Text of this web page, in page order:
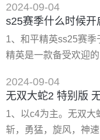
等等。同时游戏中还
扣篮后在篮筐上悬挂
志*的动作表情。 2、
多玩家都已经有所接触
2024-09-04
s25赛季什么时候
1、和平精英ss25赛
精英是一款备受欢迎
更新，自然备受玩家
赛季于2023年2月20
的，以确保玩家们在
随着新赛季的开始
2024-09-04
无双大蛇2 特别版
1、以c4为主。无双大
斩，勇猛，旋风，神